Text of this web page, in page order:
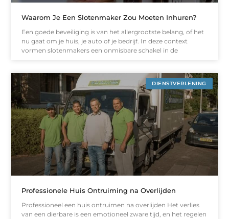
Waarom Je Een Slotenmaker Zou Moeten Inhuren?
Een goede beveiliging is van het allergrootste belang, of het
nu gaat om je huis, je auto of je bedrijf. In deze context
vormen slotenmakers een onmisbare schakel in de
DIENSTVERLENING
Professionele Huis Ontruiming na Overlijden
Professioneel een huis ontruimen na overlijden Het verlies
van een dierbare is een emotioneel zware tijd, en het regelen